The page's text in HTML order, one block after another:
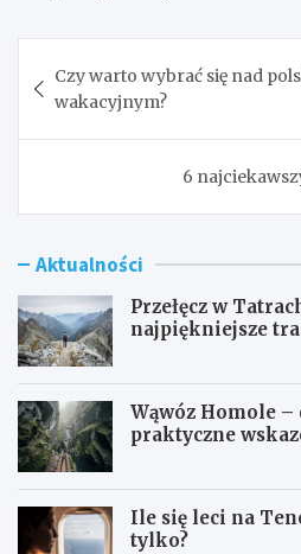
wpisu
Czy warto wybrać się nad
wakacyjnym?
6
Aktualności
Przełęcz w
najpiękniejsze
Wąwóz Homole –
praktyczne
Ile się leci na
tylko?